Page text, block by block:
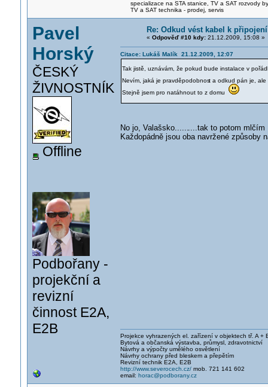
specializace na STA stanice, TV a SAT rozvody
TV a SAT technika - prodej, servis
Pavel
Horský
ČESKÝ
ŽIVNOSTNÍK
Offline
Podbořany -
projekční a
revizní
činnost E2A,
E2B
Re: Odkud vést kabel k
« Odpověď #10 kdy:21.12.2009, 15:08 »
Citace: Lukáš Malík 21.12.2009, 12:07
Tak jistě, uznávám, že pokud bude instalace v
Nevím, jaká je pravděpodobnost a odkud pán je, ale
Stejně jsem pro natáhnout to z domu
No jo, Valašsko..........tak to potom
Každopádně jsou oba navržené způsoby
Projekce vyhrazených el. zařízení v objektech tř. A +
Bytová a občanská výstavba, průmysl, zdravotnictví
Návrhy a výpočty umělého osvětlení
Návrhy ochrany před bleskem a přepětím
Revizní technik E2A, E2B
http://www.severocech.cz/mob. 721 141 602
email: horac@podborany.cz